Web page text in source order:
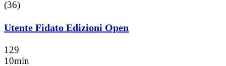
(36)
Utente Fidato Edizioni Open
129
10min